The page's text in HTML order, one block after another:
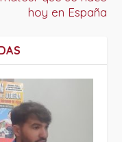
hoy en España